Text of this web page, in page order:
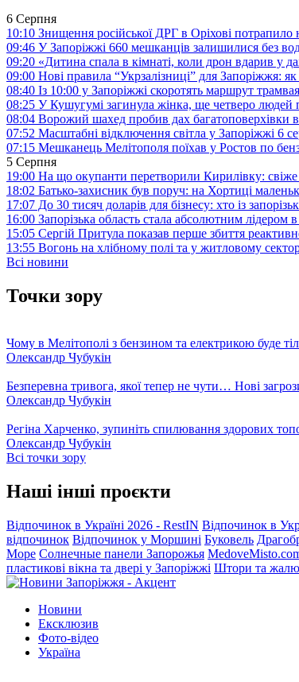
6 Серпня
10:10 Знищення російської ДРГ в Оріхові потрапило
09:46 У Запоріжжі 660 мешканців залишилися без
09:20 «Дитина спала в кімнаті, коли дрон вдарив у
09:00 Нові правила “Укрзалізниці” для Запоріжжя:
08:40 Із 10:00 у Запоріжжі скоротять маршрут
08:25 У Кушугумі загинула жінка, ще четверо людей
08:04 Ворожий шахед пробив дах
07:52 Масштабні відключення світла у Запоріжжі 6
07:15 Мешканець Мелітополя поїхав у Ростов по
5 Серпня
19:00 На що окупанти перетворили Кирилівку: свіже
18:02 Батько-захисник був поруч: на Хортиці
17:07 До 30 тисяч доларів для бізнесу: хто із
16:00 Запорізька область стала абсолютним лідером
15:05 Сергій Притула показав перше збиття
13:55 Вогонь на хлібному полі та у житловому
Всі новини
Точки зору
Чому в Мелітополі з бензином та електрикою буде
Олександр Чубукін
Безперевна тривога, якої тепер не чути… Нові
Олександр Чубукін
Регіна Харченко, зупиніть спилювання здорових
Олександр Чубукін
Всі точки зору
Наші інші проєкти
Відпочинок в Україні 2026 - RestIN Відпочинок в
відпочинок Відпочинок у Моршині Буковель
Море Солнечные панели Запорожья
пластикові вікна та двері у Запоріжжі Штори та
Новини
Ексклюзив
Фото-відео
Україна